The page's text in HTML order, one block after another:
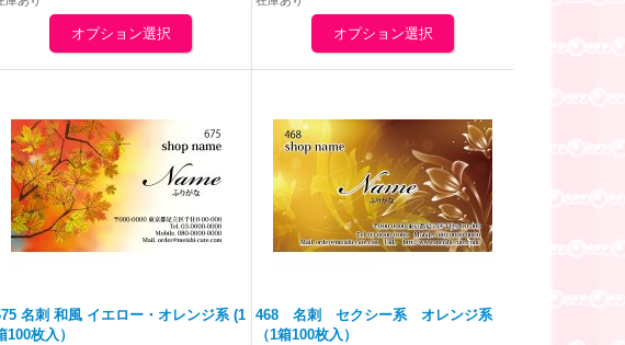
名刺 和風 イエロー・オレンジ系 (1
100枚入）
468 名刺 セクシー系オレンジ系
（1箱100枚入）